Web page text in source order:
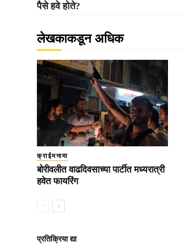
पैसे हवे होते?
लेखकाकडून अधिक
क्राईमनामा
बोरीवलीत वाढदिवसाच्या पार्टीत मध्यरात्री
हवेत फायरिंग
प्रतिक्रिया द्या